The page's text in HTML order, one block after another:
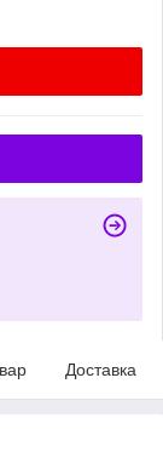
Доставка